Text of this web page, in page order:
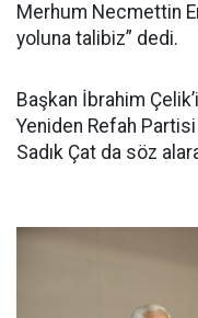
Merhum Necmettin
yoluna talibiz” dedi.
Başkan İbrahim
Yeniden Refah
Sadık Çat da söz